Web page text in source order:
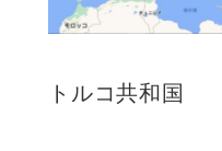
トルコ共和国